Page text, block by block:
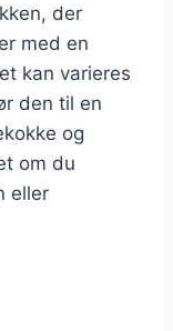
der
med en
kan varieres
den til en
og
om du
eller